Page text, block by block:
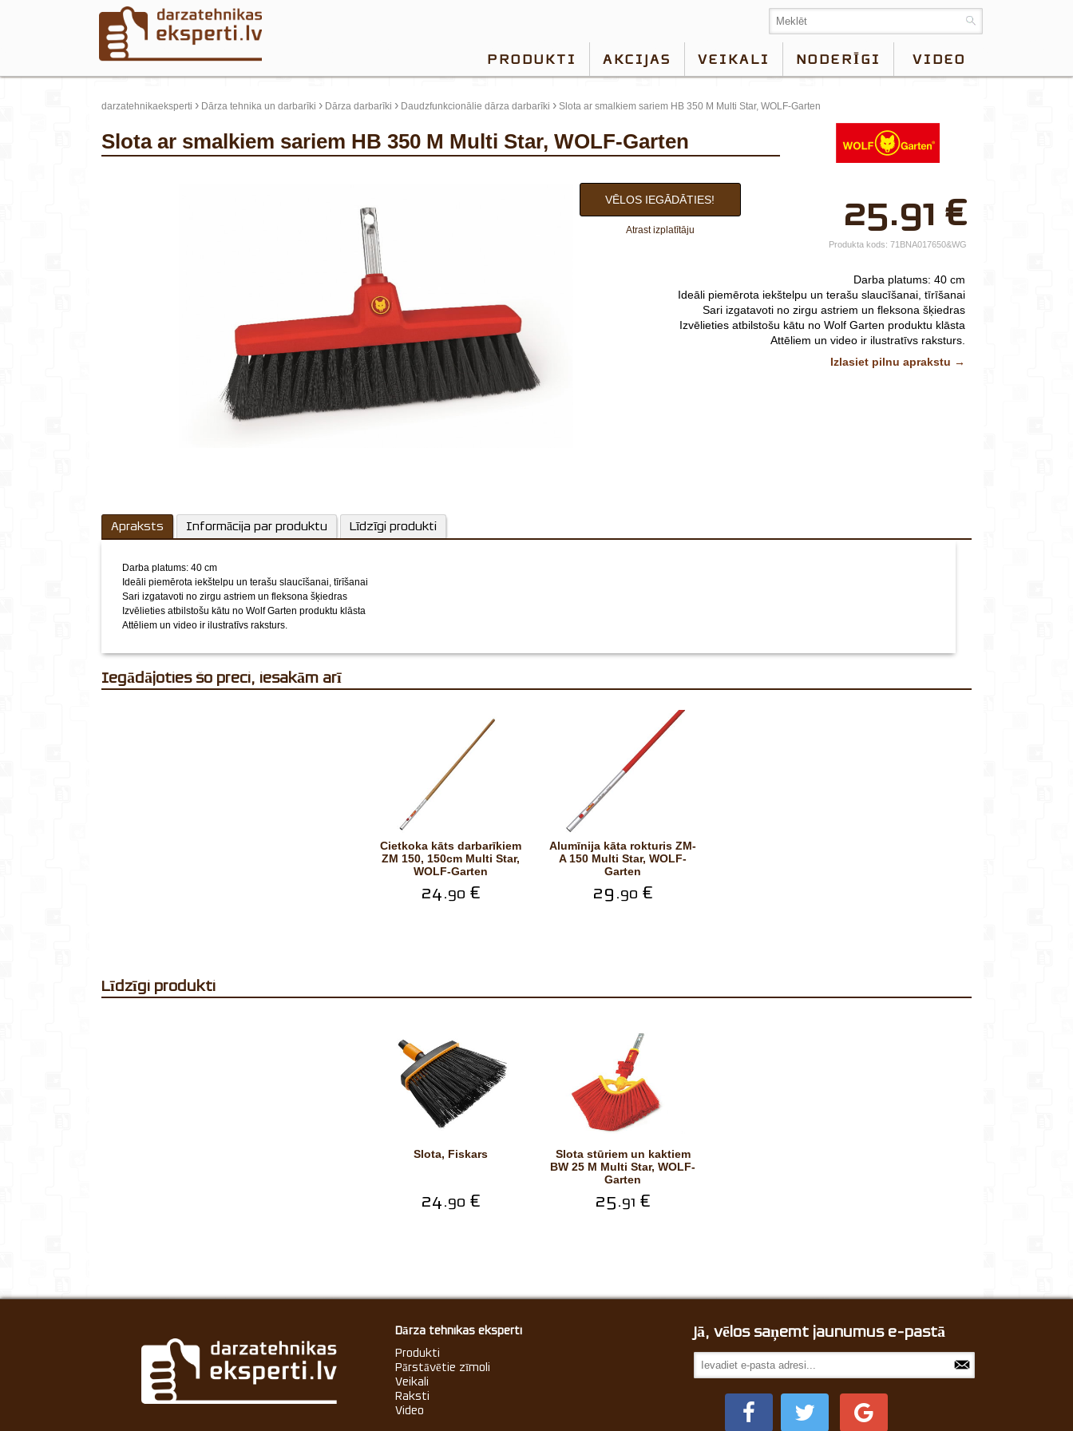
PRODUKTI AKCIJAS VEIKALI NODERĪGI VIDEO
darzatehnikaeksperti › Dārza tehnika un darbarīki › Dārza darbarīki › Daudzfunkcionālie dārza darbarīki › Slota ar smalkiem sariem HB 350 M Multi Star, WOLF-Garten
Slota ar smalkiem sariem HB 350 M Multi Star, WOLF-Garten
Jūsu vārds*
tālr.*
E-pasts*
veikalu*
25.91 €
VĒLOS IEGĀDĀTIES!
Atrast izplatītāju
Produkta kods: 71BNA017650&WG
Darba platums: 40 cm
Ideāli piemērota iekštelpu un terašu slaucīšanai, tīrīšanai
Sari izgatavoti no zirgu astriem un fleksona šķiedras
Izvēlieties atbilstošu kātu no Wolf Garten produktu klāsta
Attēliem un video ir ilustratīvs raksturs.
Izlasiet pilnu aprakstu →
Apraksts Informācija par produktu Līdzīgi produkti
Darba platums: 40 cm
Ideāli piemērota iekštelpu un terašu slaucīšanai, tīrīšanai
Sari izgatavoti no zirgu astriem un fleksona šķiedras
Izvēlieties atbilstošu kātu no Wolf Garten produktu klāsta
Attēliem un video ir ilustratīvs raksturs.
Iegādājoties šo preci, iesakām arī
Cietkoka kāts darbarīkiem
ZM 150, 150cm Multi Star,
WOLF-Garten
24.90 €
Alumīnija kāta rokturis ZM-
A 150 Multi Star, WOLF-
Garten
29.90 €
Līdzīgi produkti
Slota, Fiskars
24.90 €
Slota stūriem un kaktiem
BW 25 M Multi Star, WOLF-
Garten
25.91 €
Dārza tehnikas eksperti
Produkti
Pārstāvētie zīmoli
Veikali
Raksti
Video
Jā, vēlos saņemt jaunumus e-pastā